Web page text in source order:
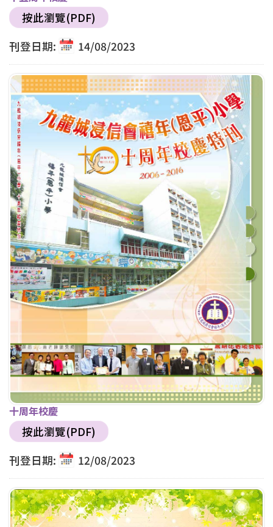
按此瀏覽(PDF)
刊登日期:
14/08/2023
十周年校慶
按此瀏覽(PDF)
刊登日期:
12/08/2023